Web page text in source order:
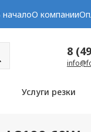
началоО компании
8
Услуги резки